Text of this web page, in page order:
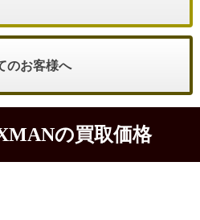
のお客様へ
の買取価格